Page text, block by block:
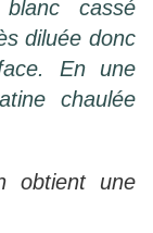
cassé
diluée donc
En une
chaulée
obtient une